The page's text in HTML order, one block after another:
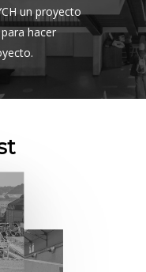
un proyecto
hacer